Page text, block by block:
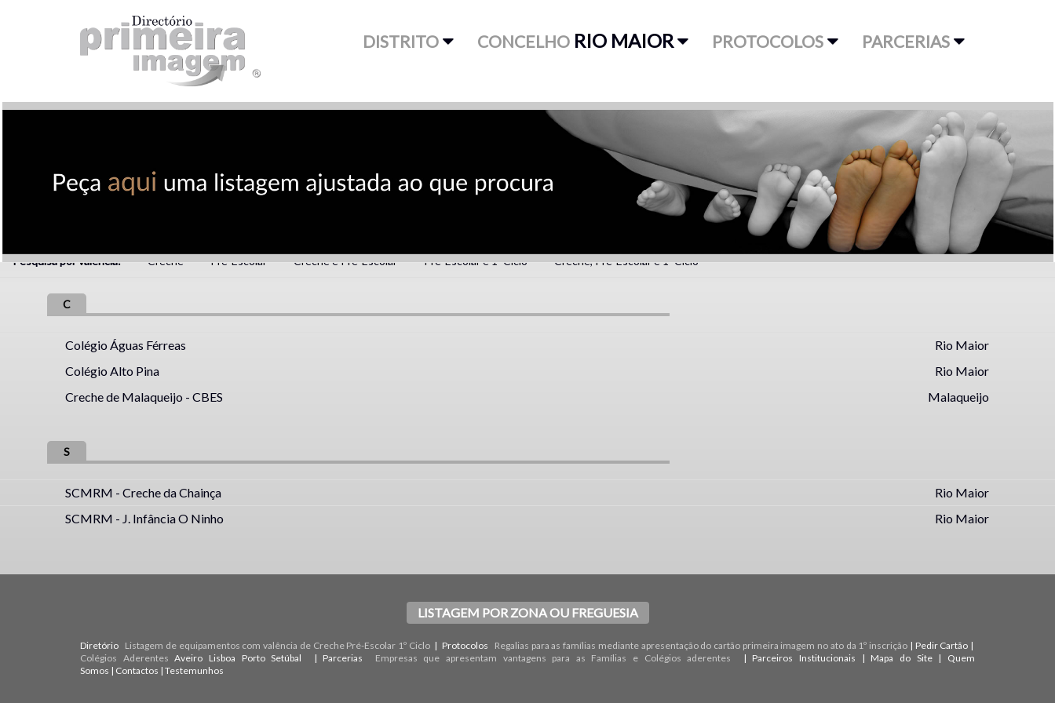
DISTRITO CONCELHO RIO MAIOR PROTOCOLOS PARCERIAS
Pesquisa por valência: Creche Pré-Escolar Creche e Pré-Escolar Pré-Escolar e 1º Ciclo Creche, Pré-Escolar e 1º Ciclo
C
Colégio Águas Férreas
Rio Maior
Colégio Alto Pina
Rio Maior
Creche de Malaqueijo - CBES
Malaqueijo
S
SCMRM - Creche da Chainça
Rio Maior
SCMRM - J. Infância O Ninho
Rio Maior
LISTAGEM POR ZONA OU FREGUESIA
Diretório Listagem de equipamentos com valência de Creche Pré-Escolar 1º Ciclo| Protocolos Regalias para as famílias mediante apresentação do cartão primeira imagem no ato da 1º inscrição | Pedir Cartão |
Colégios Aderentes Aveiro Lisboa Porto Setúbal | Parcerias Empresas que apresentam vantagens para as Famílias e Colégios aderentes | Parceiros Institucionais | Mapa do Site| Quem
Somos | Contactos | Testemunhos